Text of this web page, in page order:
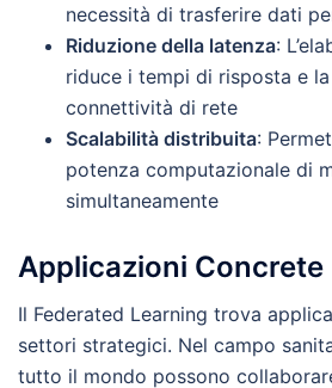
necessità di trasferire dati
Riduzione della latenza:
riduce i tempi di risposta e
connettività di rete
Scalabilità distribuita:
potenza computazionale di
simultaneamente
Applicazioni Concrete
Il Federated Learning trova
settori strategici. Nel campo
tutto il mondo possono